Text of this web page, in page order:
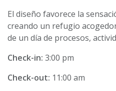
El diseño favorece la
creando un refugio
de un día de procesos,
Check-in: 3:00 pm
Check-out: 11:00 am